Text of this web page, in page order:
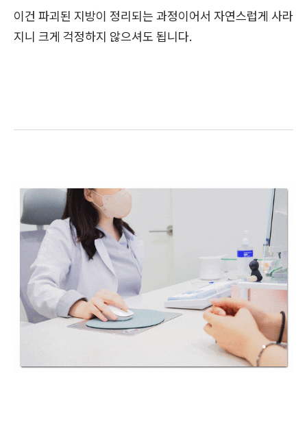
이건 파괴된 지방이 정리되는 과정이어서 자연스럽게 사라
지니 크게 걱정하지 않으셔도 됩니다.